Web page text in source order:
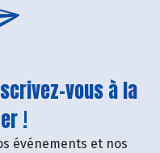
vous à la
!
événements et nos